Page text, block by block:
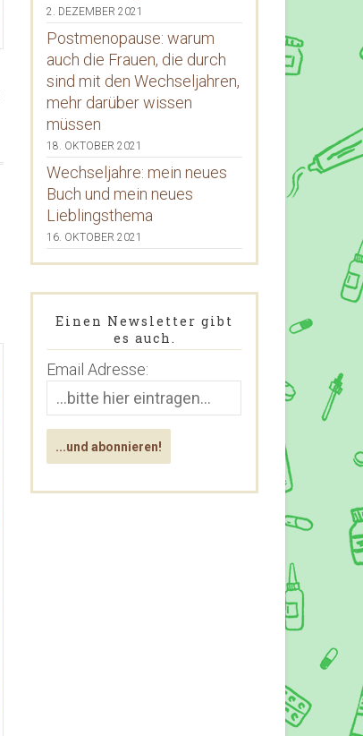
2. DEZEMBER 2021
Postmenopause: warum
auch die Frauen, die durch
sind mit den Wechseljahren,
mehr darüber wissen
müssen
18. OKTOBER 2021
Wechseljahre: mein neues
Buch und mein neues
Lieblingsthema
16. OKTOBER 2021
Einen Newsletter gibt
es auch.
Email Adresse: